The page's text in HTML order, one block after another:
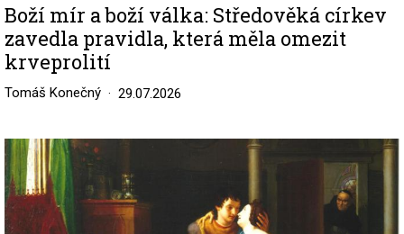
Boží mír a boží válka: Středověká církev
zavedla pravidla, která měla omezit
krveprolití
Tomáš Konečný 29.07.2026
Image